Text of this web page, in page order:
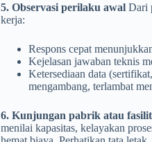
5. Observasi perilaku awalDari
kerja:
Respons cepat
Kejelasan jawaban teknis
Ketersediaan data
mengambang, terlambat
6. Kunjungan pabrik atau
menilai kapasitas, kelayakan